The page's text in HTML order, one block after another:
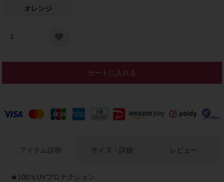
オレンジ
カートに入れる
アイテム説明
★100％UVプロテクション
サイズ・詳細 レビュー